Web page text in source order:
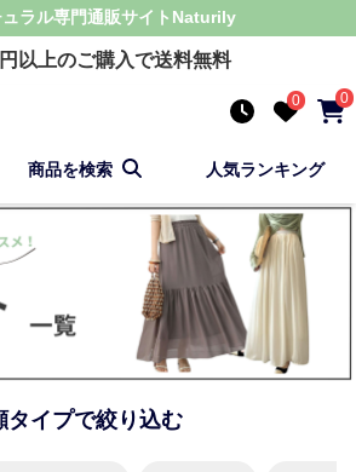
ラル専門通販サイト Naturily
以上のご購入で送料無料
0 0
商品を検索 人気ランキング
タイプで絞り込む